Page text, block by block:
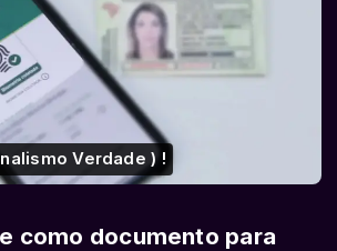
Verdade ) !
como documento para